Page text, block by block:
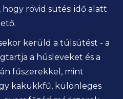
rövid sütési idő alatt
kerüld a túlsütést - a
a húsleveket és a
fűszerekkel, mint
kakukkfű, különleges